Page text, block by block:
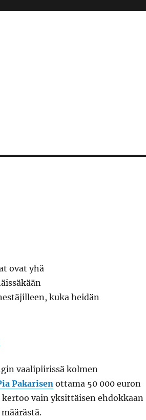
ovat yhä
kuka heidän
vaalipiirissä kolmen
Pakarisenottama 50 000 euron
kertoo vain yksittäisen ehdokkaan